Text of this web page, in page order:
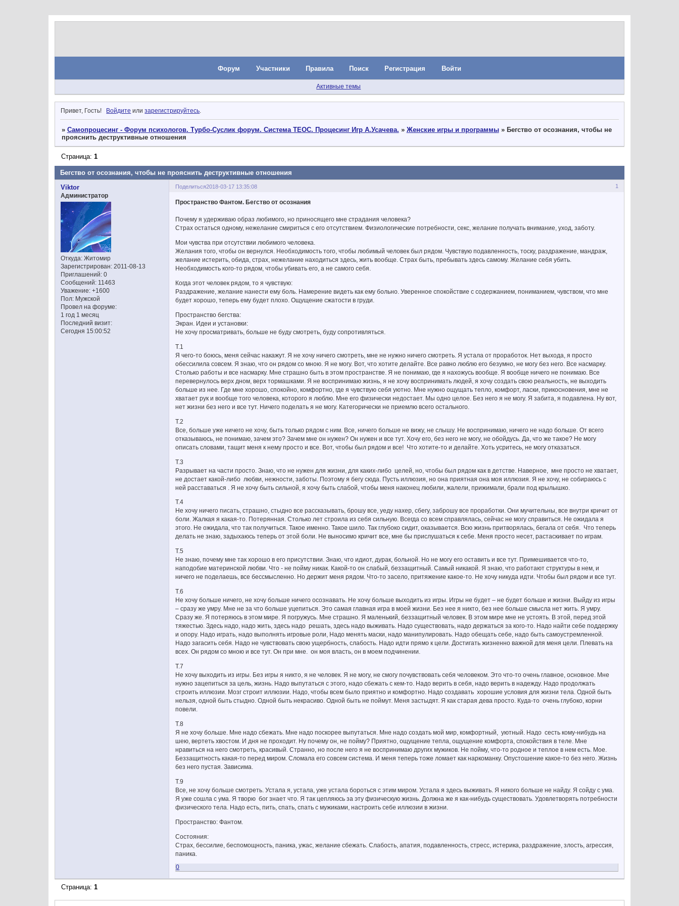
Форум Участники Правила Поиск Регистрация Войти
Активные темы
Привет, Гость! Войдите илизарегистрируйтесь
» Самопроцесинг - Форум психологов. Турбо-Суслик форум. Система ТЕОС. Процесинг Игр А.Усачева. » Женские игры и программы » Бегство от осознания, чтобы не
прояснить деструктивные отношения
Бегство от осознания, чтобы не прояснить деструктивные отношения
Страница: 1
Поделиться 1
2018-03-17 13:35:08
Viktor
Администратор
Откуда: Житомир
Зарегистрирован: 2011-08-13
Приглашений: 0
Сообщений: 11463
Уважение: +1600
Пол: Мужской
Провел на форуме:
1 год 1 месяц
Последний визит:
Сегодня 15:00:52
Пространство Фантом. Бегство от осознания
Почему я удерживаю образ любимого, но приносящего мне страдания человека?
Страх остаться одному, нежелание смириться с его отсутствием. Физиологические потребности, секс, желание получать внимание, уход, заботу.
Мои чувства при отсутствии любимого человека.
Желания того, чтобы он вернулся. Необходимость того, чтобы любимый человек был рядом. Чувствую подавленность, тоску, раздражение, мандраж,
желание истерить, обида, страх, нежелание находиться здесь, жить вообще. Страх быть, пребывать здесь самому. Желание себя убить.
Необходимость кого-то рядом, чтобы убивать его, а не самого себя.
Когда этот человек рядом, то я чувствую:
Раздражение, желание нанести ему боль. Намерение видеть как ему больно. Уверенное спокойствие с содержанием, пониманием, чувством, что мне
будет хорошо, теперь ему будет плохо. Ощущение сжатости в груди.
Пространство бегства:
Экран. Идеи и установки:
Не хочу просматривать, больше не буду смотреть, буду сопротивляться.
Т.1
Я чего-то боюсь, меня сейчас накажут. Я не хочу ничего смотреть, мне не нужно ничего смотреть. Я устала от проработок. Нет выхода, я просто
обессилила совсем. Я знаю, что он рядом со мною. Я не могу. Вот, что хотите делайте. Все равно люблю его безумно, не могу без него. Все насмарку.
Столько работы и все насмарку. Мне страшно быть в этом пространстве. Я не понимаю, где я нахожусь вообще. Я вообще ничего не понимаю. Все
перевернулось верх дном, верх тормашками. Я не воспринимаю жизнь, я не хочу воспринимать людей, я хочу создать свою реальность, не выходить
больше из нее. Где мне хорошо, спокойно, комфортно, где я чувствую себя уютно. Мне нужно ощущать тепло, комфорт, ласки, прикосновения, мне не
хватает рук и вообще того человека, которого я люблю. Мне его физически недостает. Мы одно целое. Без него я не могу. Я забита, я подавлена. Ну вот,
нет жизни без него и все тут. Ничего поделать я не могу. Категорически не приемлю всего остального.
Т.2
Все, больше уже ничего не хочу, быть только рядом с ним. Все, ничего больше не вижу, не слышу. Не воспринимаю, ничего не надо больше. От всего
отказываюсь, не понимаю, зачем это? Зачем мне он нужен? Он нужен и все тут. Хочу его, без него не могу, не обойдусь. Да, что же такое? Не могу
описать словами, тащит меня к нему просто и все. Вот, чтобы был рядом и все! Что хотите-то и делайте. Хоть усритесь, не могу отказаться.
Т.3
Разрывает на части просто. Знаю, что не нужен для жизни, для каких-либо целей, но, чтобы был рядом как в детстве. Наверное, мне просто не хватает,
не достает какой-либо любви, нежности, заботы. Поэтому я бегу сюда. Пусть иллюзия, но она приятная она моя иллюзия. Я не хочу, не собираюсь с
ней расставаться . Я не хочу быть сильной, я хочу быть слабой, чтобы меня наконец любили, жалели, прижимали, брали под крылышко.
Т.4
Не хочу ничего писать, страшно, стыдно все рассказывать, брошу все, уеду нахер, сбегу, заброшу все проработки. Они мучительны, все внутри кричит от
боли. Жалкая я какая-то. Потерянная. Столько лет строила из себя сильную. Всегда со всем справлялась, сейчас не могу справиться. Не ожидала я
этого. Не ожидала, что так получиться. Такое именно. Такое шило. Так глубоко сидит, оказывается. Всю жизнь притворялась, бегала от себя. Что теперь
делать не знаю, задыхаюсь теперь от этой боли. Не выносимо кричит все, мне бы прислушаться к себе. Меня просто несет, растаскивает по играм.
Т.5
Не знаю, почему мне так хорошо в его присутствии. Знаю, что идиот, дурак, больной. Но не могу его оставить и все тут. Примешивается что-то,
наподобие материнской любви. Что - не пойму никак. Какой-то он слабый, беззащитный. Самый никакой. Я знаю, что работают структуры в нем, и
ничего не поделаешь, все бессмысленно. Но держит меня рядом. Что-то засело, притяжение какое-то. Не хочу никуда идти. Чтобы был рядом и все тут.
Т.6
Не хочу больше ничего, не хочу больше ничего осознавать. Не хочу больше выходить из игры. Игры не будет – не будет больше и жизни. Выйду из игры
– сразу же умру. Мне не за что больше уцепиться. Это самая главная игра в моей жизни. Без нее я никто, без нее больше смысла нет жить. Я умру.
Сразу же. Я потеряюсь в этом мире. Я погружусь. Мне страшно. Я маленький, беззащитный человек. В этом мире мне не устоять. В этой, перед этой
тяжестью. Здесь надо, надо жить, здесь надо решать, здесь надо выживать. Надо существовать, надо держаться за кого-то. Надо найти себе поддержку
и опору. Надо играть, надо выполнять игровые роли, Надо менять маски, надо манипулировать. Надо обещать себе, надо быть самоустремленной.
Надо загасить себя. Надо не чувствовать свою ущербность, слабость. Надо идти прямо к цели. Достигать жизненно важной для меня цели. Плевать на
всех. Он рядом со мною и все тут. Он при мне. он моя власть, он в моем подчинении.
Т.7
Не хочу выходить из игры. Без игры я никто, я не человек. Я не могу, не смогу почувствовать себя человеком. Это что-то очень главное, основное. Мне
нужно зацепиться за цель, жизнь. Надо выпутаться с этого, надо сбежать с кем-то. Надо верить в себя, надо верить в надежду. Надо продолжать
строить иллюзии. Мозг строит иллюзии. Надо, чтобы всем было приятно и комфортно. Надо создавать хорошие условия для жизни тела. Одной быть
нельзя, одной быть стыдно. Одной быть некрасиво. Одной быть не поймут. Меня застыдят. Я как старая дева просто. Куда-то очень глубоко, корни
повели.
Т.8
Я не хочу больше. Мне надо сбежать. Мне надо поскорее выпутаться. Мне надо создать мой мир, комфортный, уютный. Надо сесть кому-нибудь на
шею, вертеть хвостом. И дня не проходит. Ну почему он, не пойму? Приятно, ощущение тепла, ощущение комфорта, спокойствия в теле. Мне
нравиться на него смотреть, красивый. Странно, но после него я не воспринимаю других мужиков. Не пойму, что-то родное и теплое в нем есть. Мое.
Беззащитность какая-то перед миром. Сломала его совсем система. И меня теперь тоже ломает как наркоманку. Опустошение какое-то без него. Жизнь
без него пустая. Зависима.
Т.9
Все, не хочу больше смотреть. Устала я, устала, уже устала бороться с этим миром. Устала я здесь выживать. Я никого больше не найду. Я сойду с ума.
Я уже сошла с ума. Я творю бог знает что. Я так цепляюсь за эту физическую жизнь. Должна же я как-нибудь существовать. Удовлетворять потребности
физического тела. Надо есть, пить, спать, спать с мужиками, настроить себе иллюзии в жизни.
Пространство: Фантом.
Состояния:
Страх, бессилие, беспомощность, паника, ужас, желание сбежать. Слабость, апатия, подавленность, стресс, истерика, раздражение, злость, агрессия,
паника.
0
Страница: 1